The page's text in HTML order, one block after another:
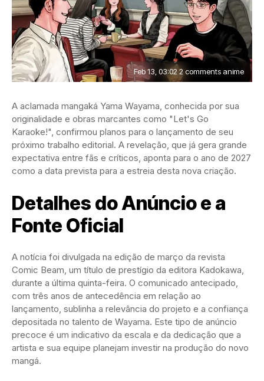
Feb 13, 03:02 2 comments anime
A aclamada mangaká Yama Wayama, conhecida por sua
originalidade e obras marcantes como "Let's Go
Karaoke!", confirmou planos para o lançamento de seu
próximo trabalho editorial. A revelação, que já gera grande
expectativa entre fãs e críticos, aponta para o ano de 2027
como a data prevista para a estreia desta nova criação.
Detalhes do Anúncio e a
Fonte Oficial
A notícia foi divulgada na edição de março da revista
Comic Beam, um título de prestígio da editora Kadokawa,
durante a última quinta-feira. O comunicado antecipado,
com três anos de antecedência em relação ao
lançamento, sublinha a relevância do projeto e a confiança
depositada no talento de Wayama. Este tipo de anúncio
precoce é um indicativo da escala e da dedicação que a
artista e sua equipe planejam investir na produção do novo
mangá.